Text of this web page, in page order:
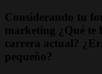
Considerando tu
marketing ¿Qué te
carrera actual?
pequeño?